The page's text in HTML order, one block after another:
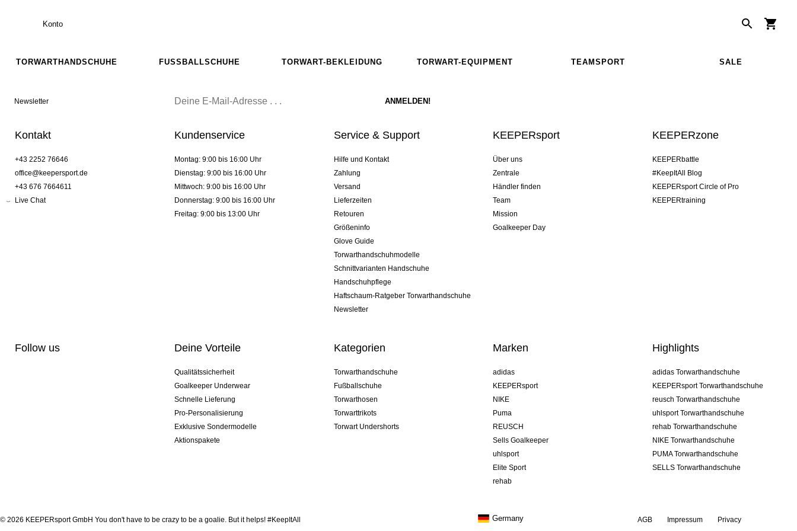
Konto
TORWARTHANDSCHUHE FUSSBALLSCHUHE TORWART-BEKLEIDUNG TORWART-EQUIPMENT TEAMSPORT SALE
Newsletter
Kontakt
+43 2252 76646
office@keepersport.de
+43 676 7664611
Live Chat
Kundenservice
Montag: 9:00 bis 16:00 Uhr
Dienstag: 9:00 bis 16:00 Uhr
Mittwoch: 9:00 bis 16:00 Uhr
Donnerstag: 9:00 bis 16:00 Uhr
Freitag: 9:00 bis 13:00 Uhr
Service & Support
Hilfe und Kontakt
Zahlung
Versand
Lieferzeiten
Retouren
Größeninfo
Glove Guide
Torwarthandschuhmodelle
Schnittvarianten Handschuhe
Handschuhpflege
Haftschaum-Ratgeber Torwarthandschuhe
Newsletter
KEEPERsport
Über uns
Zentrale
Händler finden
Team
Mission
Goalkeeper Day
KEEPERzone
KEEPERbattle
#KeepItAll Blog
KEEPERsport Circle of Pro
KEEPERtraining
Follow us Deine Vorteile
Qualitätssicherheit
Goalkeeper Underwear
Schnelle Lieferung
Pro-Personalisierung
Exklusive Sondermodelle
Aktionspakete
Kategorien
Torwarthandschuhe
Fußballschuhe
Torwarthosen
Torwarttrikots
Torwart Undershorts
Marken
adidas
KEEPERsport
NIKE
Puma
REUSCH
Sells Goalkeeper
uhlsport
Elite Sport
rehab
Highlights
adidas Torwarthandschuhe
KEEPERsport Torwarthandschuhe
reusch Torwarthandschuhe
uhlsport Torwarthandschuhe
rehab Torwarthandschuhe
NIKE Torwarthandschuhe
PUMA Torwarthandschuhe
SELLS Torwarthandschuhe
© 2026 KEEPERsport GmbH You don't have to be crazy to be a goalie. But it helps! #KeepItAll AGB Impressum Privacy
Germany